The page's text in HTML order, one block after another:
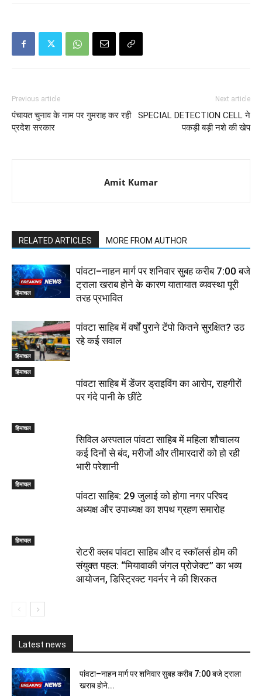
Previous article
पंचायत चुनाव के नाम पर गुमराह कर रही
प्रदेश सरकार
Next article
SPECIAL DETECTION CELL ने
पकड़ी बड़ी नशे की खेप
Amit Kumar
RELATED ARTICLES MORE FROM AUTHOR
हिमाचल
पांवटा–नाहन मार्ग पर शनिवार सुबह करीब 7:00 बजे
ट्राला खराब होने के कारण यातायात व्यवस्था पूरी
तरह प्रभावित
हिमाचल
पांवटा साहिब में वर्षों पुराने टेंपो कितने सुरक्षित? उठ
रहे कई सवाल
हिमाचल
पांवटा साहिब में डेंजर ड्राइविंग का आरोप, राहगीरों
पर गंदे पानी के छींटे
हिमाचल
सिविल अस्पताल पांवटा साहिब में महिला शौचालय
कई दिनों से बंद, मरीजों और तीमारदारों को हो रही
भारी परेशानी
हिमाचल
पांवटा साहिब: 29 जुलाई को होगा नगर परिषद
अध्यक्ष और उपाध्यक्ष का शपथ ग्रहण समारोह
हिमाचल
​रोटरी क्लब पांवटा साहिब और द स्कॉलर्स होम की
संयुक्त पहल: “मियावाकी जंगल प्रोजेक्ट” का भव्य
आयोजन, डिस्ट्रिक्ट गवर्नर ने की शिरकत
Latest news
पांवटा–नाहन मार्ग पर शनिवार सुबह करीब 7:00 बजे ट्राला
खराब होने...